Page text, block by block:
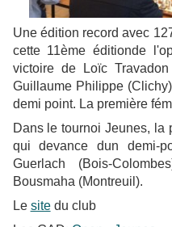
Une édition record avec
cette 11ème éditionde
victoire de Loïc
Guillaume Philippe
demi point. La première
Dans le tournoi Jeunes, la
qui devance dun demi-
Guerlach (Bois-
Bousmaha (Montreuil).
Le sitedu club